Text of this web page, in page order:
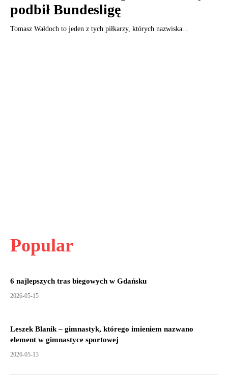
podbił Bundesligę
Tomasz Wałdoch to jeden z tych piłkarzy, których nazwiska...
Popular
6 najlepszych tras biegowych w Gdańsku
2026-05-15
Leszek Blanik – gimnastyk, którego imieniem nazwano
element w gimnastyce sportowej
2026-05-13